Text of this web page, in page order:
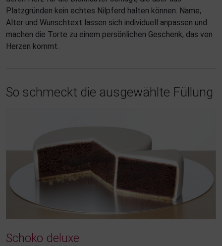
Platzgründen kein echtes Nilpferd halten können. Name,
Alter und Wunschtext lassen sich individuell anpassen und
machen die Torte zu einem persönlichen Geschenk, das von
Herzen kommt.
So schmeckt die ausgewählte Füllung
Schoko deluxe